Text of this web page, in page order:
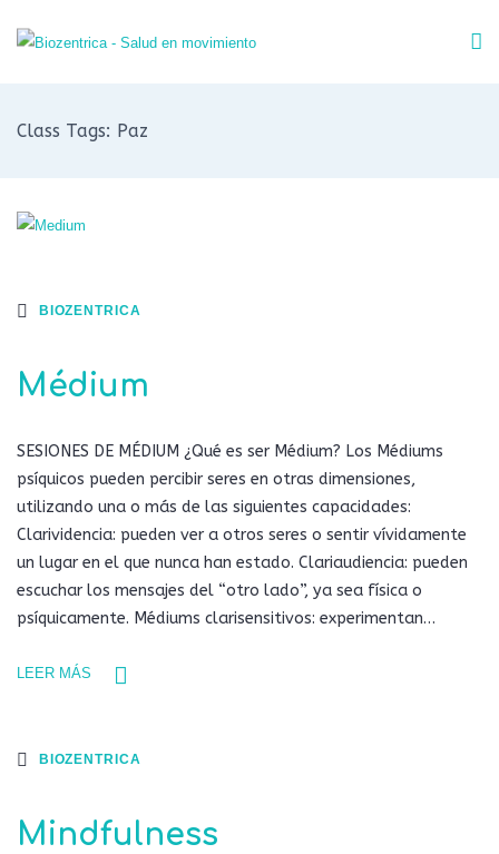
Class Tags: Paz
BIOZENTRICA
Médium
SESIONES DE MÉDIUM ¿Qué es ser Médium? Los Médiums
psíquicos pueden percibir seres en otras dimensiones,
utilizando una o más de las siguientes capacidades:
Clarividencia: pueden ver a otros seres o sentir vívidamente
un lugar en el que nunca han estado. Clariaudiencia: pueden
escuchar los mensajes del “otro lado”, ya sea física o
psíquicamente. Médiums clarisensitivos: experimentan…
LEER MÁS
BIOZENTRICA
Mindfulness